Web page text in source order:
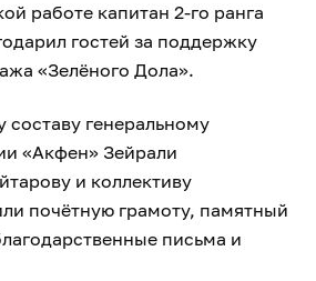
работе капитан 2-го ранга
гостей за поддержку
«Зелёного Дола».
генеральному
«Акфен» Зейрали
и коллективу
почётную грамоту, памятный
письма и